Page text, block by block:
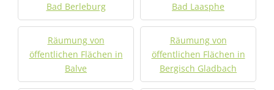
Bad Berleburg
Bad Laasphe
Räumung von
öffentlichen Flächen in
Balve
Räumung von
öffentlichen Flächen in
Bergisch Gladbach